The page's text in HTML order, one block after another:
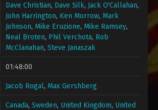
Dave Christian, Dave Silk, Jack O'Callahan,
John Harrington, Ken Morrow, Mark
Johnson, Mike Eruzione, Mike Ramsey,
Neal Broten, Phil Verchota, Rob
McClanahan, Steve Janaszak
01:48:00
Jacob Rogal, Max Gershberg
Canada, Sweden, United Kingdom, United